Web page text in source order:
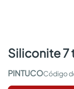
siliconite
PINTUCO